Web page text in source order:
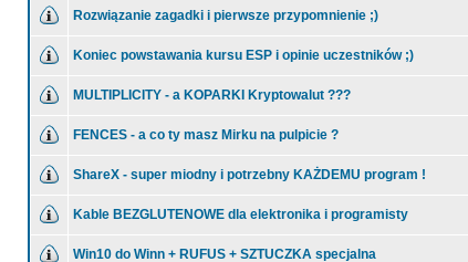
Rozwiązanie zagadki i pierwsze przypomnienie ;)
Koniec powstawania kursu ESP i opinie uczestników ;)
MULTIPLICITY - a KOPARKI Kryptowalut ???
FENCES - a co ty masz Mirku na pulpicie ?
ShareX - super miodny i potrzebny KAŻDEMU program !
Kable BEZGLUTENOWE dla elektronika i programisty
Win10 do Winn + RUFUS + SZTUCZKA specjalna